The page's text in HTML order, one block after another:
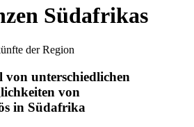
Südafrikas
von unterschiedlichen
von
in Südafrika